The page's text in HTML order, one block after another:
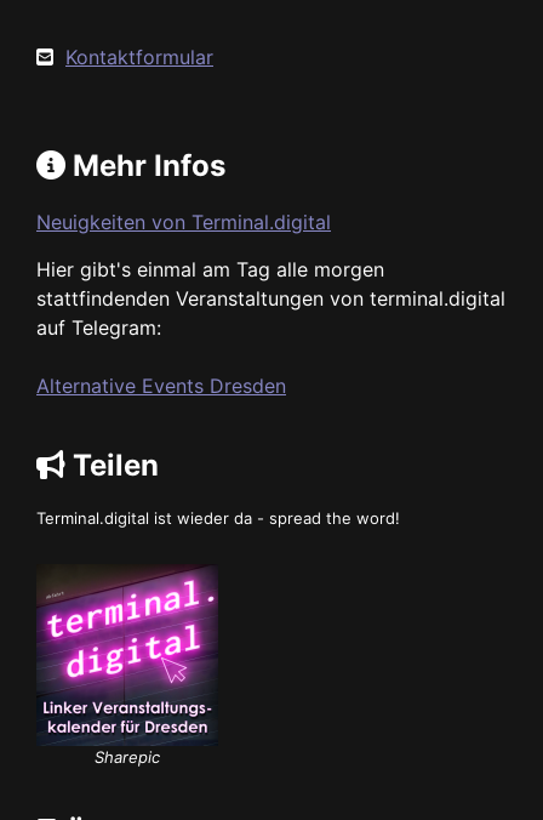
Kontaktformular
Mehr Infos
Neuigkeiten von Terminal.digital
Hier gibt's einmal am Tag alle morgen
stattfindenden Veranstaltungen von terminal.digital
auf Telegram:
Alternative Events Dresden
Teilen
Terminal.digital ist wieder da - spread the word!
Sharepic